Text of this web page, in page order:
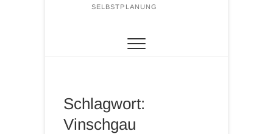
SELBSTPLANUNG
Schlagwort:
Vinschgau